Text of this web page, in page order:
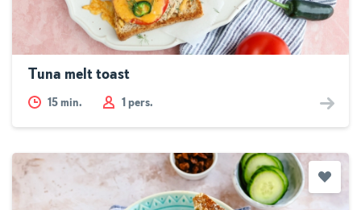
Tuna melt toast
15 min. 1 pers.